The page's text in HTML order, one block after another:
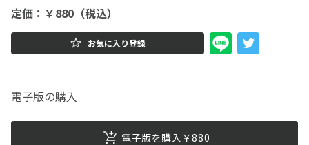
定価：￥880（税込）
お気に入り登録
電子版の購入
電子版を購入￥880